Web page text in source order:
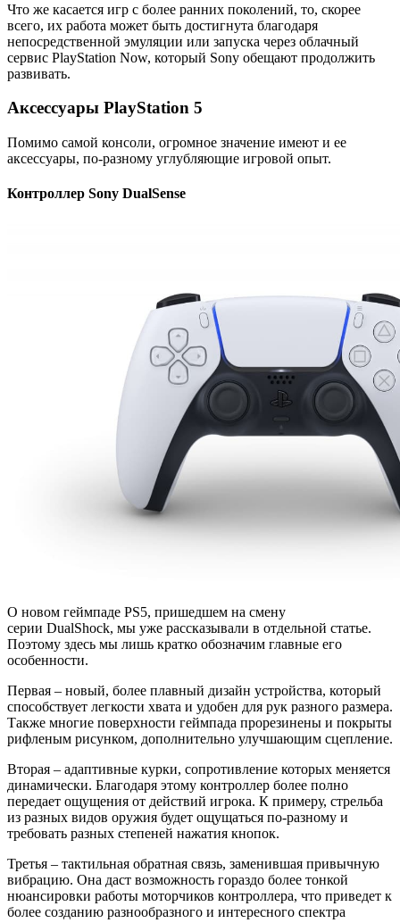
Что же касается игр с более ранних поколений, то, скорее
всего, их работа может быть достигнута благодаря
непосредственной эмуляции или запуска через облачный
сервис PlayStation Now, который Sony обещают продолжить
развивать.
Аксессуары PlayStation 5
Помимо самой консоли, огромное значение имеют и ее
аксессуары, по-разному углубляющие игровой опыт.
Контроллер Sony DualSense
О новом геймпаде PS5, пришедшем на смену
серии DualShock, мы уже рассказывали в отдельной статье.
Поэтому здесь мы лишь кратко обозначим главные его
особенности.
Первая – новый, более плавный дизайн устройства, который
способствует легкости хвата и удобен для рук разного размера.
Также многие поверхности геймпада прорезинены и покрыты
рифленым рисунком, дополнительно улучшающим сцепление.
Вторая – адаптивные курки, сопротивление которых меняется
динамически. Благодаря этому контроллер более полно
передает ощущения от действий игрока. К примеру, стрельба
из разных видов оружия будет ощущаться по-разному и
требовать разных степеней нажатия кнопок.
Третья – тактильная обратная связь, заменившая привычную
вибрацию. Она даст возможность гораздо более тонкой
нюансировки работы моторчиков контроллера, что приведет к
более созданию разнообразного и интересного спектра